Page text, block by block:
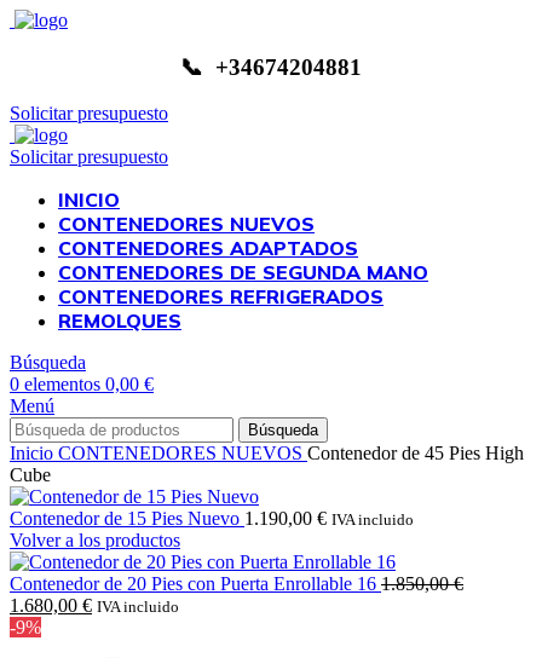
📞 +34674204881
Solicitar presupuesto
Solicitar presupuesto
INICIO
CONTENEDORES NUEVOS
CONTENEDORES ADAPTADOS
CONTENEDORES DE SEGUNDA MANO
CONTENEDORES REFRIGERADOS
REMOLQUES
Búsqueda
0 elementos 0,00 €
Menú
Búsqueda
Inicio CONTENEDORES NUEVOS Contenedor de 45 Pies High
Cube
Contenedor de 15 Pies Nuevo 1.190,00 € IVA incluido
Volver a los productos
Contenedor de 20 Pies con Puerta Enrollable 16 1.850,00€
El
precio
1.680,00 €ElIVA incluido
-9%